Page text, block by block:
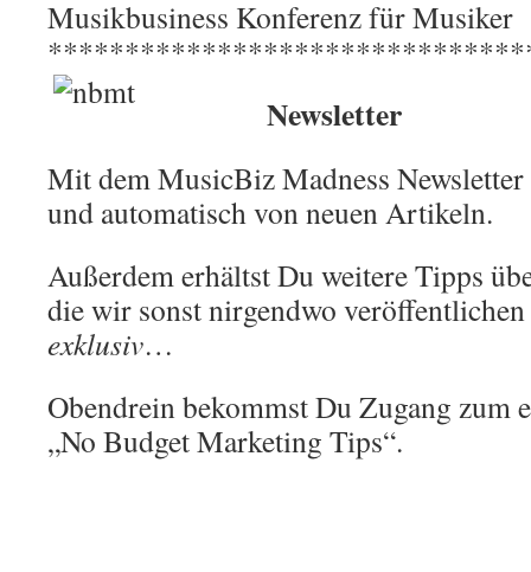
Musikbusiness Konferenz für Musiker
Newsletter
Mit dem MusicBiz Madness
und automatisch von neuen Artikeln.
Außerdem erhältst Du weitere Tipps
die wir sonst nirgendwo
exklusiv…
Obendrein bekommst Du Zugang zum
„No Budget Marketing Tips“.